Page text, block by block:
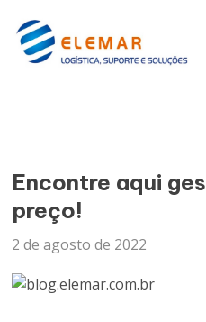
Encontre aqui
preço!
2 de agosto de 2022